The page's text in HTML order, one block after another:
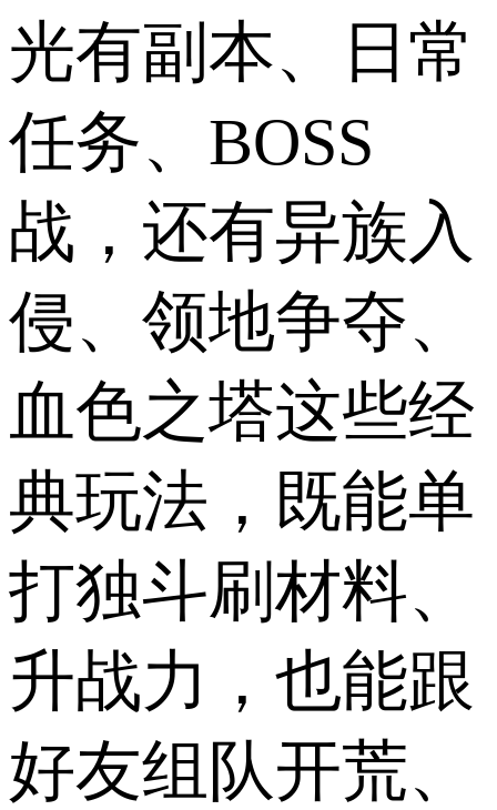
光有副本、日常
任务、BOSS
战，还有异族入
侵、领地争夺、
血色之塔这些经
典玩法，既能单
打独斗刷材料、
升战力，也能跟
好友组队开荒、